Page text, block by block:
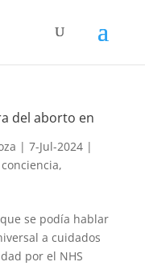
del aborto en
| 7-Jul-2024|
,
se podía hablar
a cuidados
por el NHS